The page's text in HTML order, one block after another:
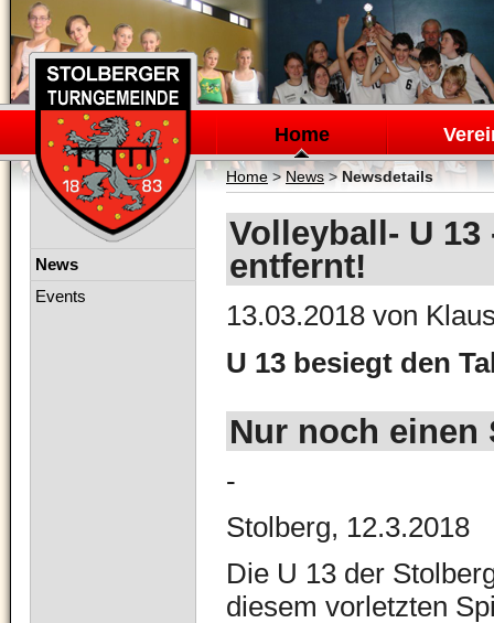
Navigation
überspringen
Home
Home> News>Newsdetails
Volleyball- U
entfernt!
13.03.2018 von
U 13 besiegt den
Nur noch einen
-
Stolberg, 12.3.2018
Die U 13 der
diesem vorletzten
Navigation
News
Events